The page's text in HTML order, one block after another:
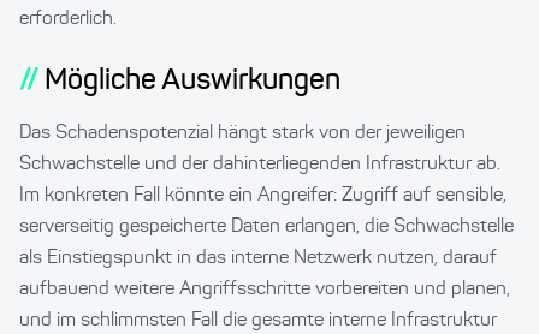
erforderlich.
Mögliche Auswirkungen
Das Schadenspotenzial hängt stark von der jeweiligen
Schwachstelle und der dahinterliegenden Infrastruktur ab.
Im konkreten Fall könnte ein Angreifer: Zugriff auf sensible,
serverseitig gespeicherte Daten erlangen, die Schwachstelle
als Einstiegspunkt in das interne Netzwerk nutzen, darauf
aufbauend weitere Angriffsschritte vorbereiten und planen,
und im schlimmsten Fall die gesamte interne Infrastruktur